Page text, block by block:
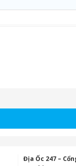
Địa Ốc 247 –